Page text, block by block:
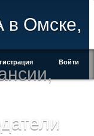
в Омске,
Войти